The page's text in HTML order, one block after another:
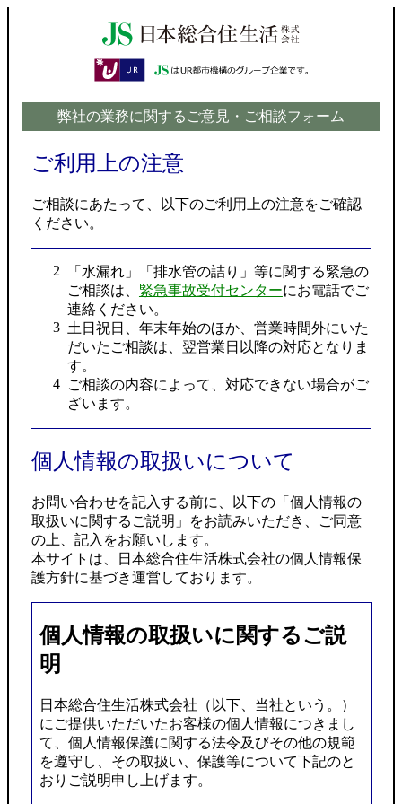
弊社の業務に関するご意見・ご相談フォーム
ご利用上の注意
ご相談にあたって、以下のご利用上の注意をご確認
ください。
「水漏れ」「排水管の詰り」等に関する緊急の
ご相談は、 緊急事故受付センターにお電話でご
連絡ください。
土日祝日、年末年始のほか、営業時間外にいた
だいたご相談は、翌営業日以降の対応となりま
す。
ご相談の内容によって、対応できない場合がご
ざいます。
個人情報の取扱いについて
お問い合わせを記入する前に、以下の「個人情報の
取扱いに関するご説明」をお読みいただき、ご同意
の上、記入をお願いします。
本サイトは、日本総合住生活株式会社の個人情報保
護方針に基づき運営しております。